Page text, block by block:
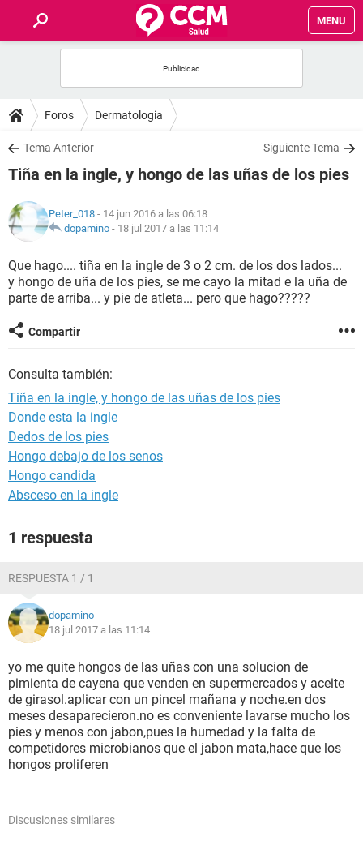
MENU
FOROS
SALUD
NUTRICIÓN
BIENESTAR
Foros Dermatologia
Tema Anterior Siguiente Tema
Tiña en la ingle, y hongo de las uñas de los pies
Peter_018 - 14 jun 2016 a las 06:18
dopamino - 18 jul 2017 a las 11:14
Que hago.... tiña en la ingle de 3 o 2 cm. de los dos lados...
y hongo de uña de los pies, se me cayo la mitad e la uña de
parte de arriba... y pie de atleta... pero que hago?????
Compartir
Consulta también:
Tiña en la ingle, y hongo de las uñas de los pies
Donde esta la ingle
Dedos de los pies
Hongo debajo de los senos
Hongo candida
Absceso en la ingle
1 respuesta
RESPUESTA 1 / 1
dopamino
18 jul 2017 a las 11:14
yo me quite hongos de las uñas con una solucion de
pimienta de cayena que venden en supermercados y aceite
de girasol.aplicar con un pincel mañana y noche.en dos
meses desaparecieron.no es conveniente lavarse mucho los
pies y menos con jabon,pues la humedad y la falta de
competidores microbianos que el jabon mata,hace que los
hongos proliferen
Discusiones similares